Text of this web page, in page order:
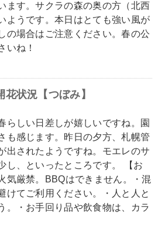
ます。サクラの森の奥の方（北西
ようです。本日はとても強い風が
の場合はご注意ください。春の公
いね！
状況【つぼみ】
らしい日差しが嬉しいですね。園
も感じます。昨日の夕方、札幌管
出されたようですね。モエレのサ
し、といったところです。 【お
気厳禁。BBQはできません。・混
けてご利用ください。・人と人と
。・お手回り品や飲食物は、カラ